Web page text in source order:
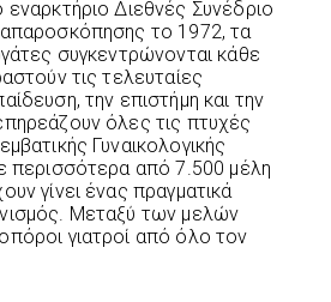
Διεθνές Συνέδριο
το 1972, τα
συγκεντρώνονται κάθε
τις τελευταίες
την επιστήμη και την
όλες τις πτυχές
Γυναικολογικής
περισσότερα από 7.500 μέλη
γίνει ένας πραγματικά
Μεταξύ των μελών
γιατροί από όλο τον